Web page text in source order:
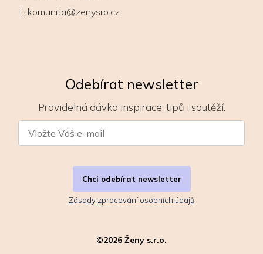
E: komunita@zenysro.cz
Odebírat newsletter
Pravidelná dávka inspirace, tipů i soutěží.
Chci odebírat newsletter
Zásady zpracování osobních údajů
©2026 Ženy s.r.o.